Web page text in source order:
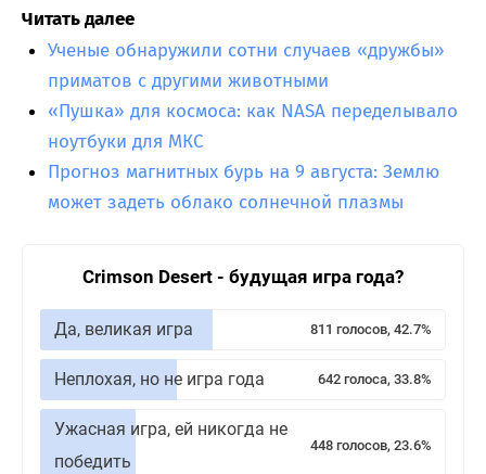
Читать далее
Ученые обнаружили сотни случаев «дружбы»
приматов с другими животными
«Пушка» для космоса: как NASA переделывало
ноутбуки для МКС
Прогноз магнитных бурь на 9 августа: Землю
может задеть облако солнечной плазмы
Crimson Desert - будущая игра года?
Да, великая игра 811 голосов, 42.7%
Неплохая, но не игра года 642 голоса, 33.8%
Ужасная игра, ей никогда не
победить
448 голосов, 23.6%